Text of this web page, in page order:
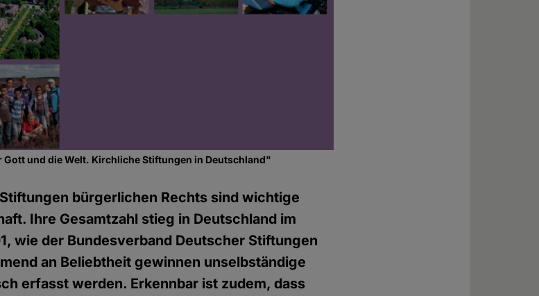
und die Welt. Kirchliche Stiftungen in Deutschland"
bürgerlichen Rechts sind wichtige
Ihre Gesamtzahl stieg in Deutschland im
wie der Bundesverband Deutscher Stiftungen
an Beliebtheit gewinnen unselbständige
erfasst werden. Erkennbar ist zudem, dass